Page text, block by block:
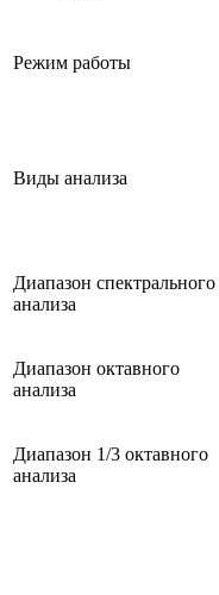
Режим работы
Виды анализа
Диапазон спектрального
анализа
Диапазон октавного
анализа
Диапазон 1/3 октавного
анализа